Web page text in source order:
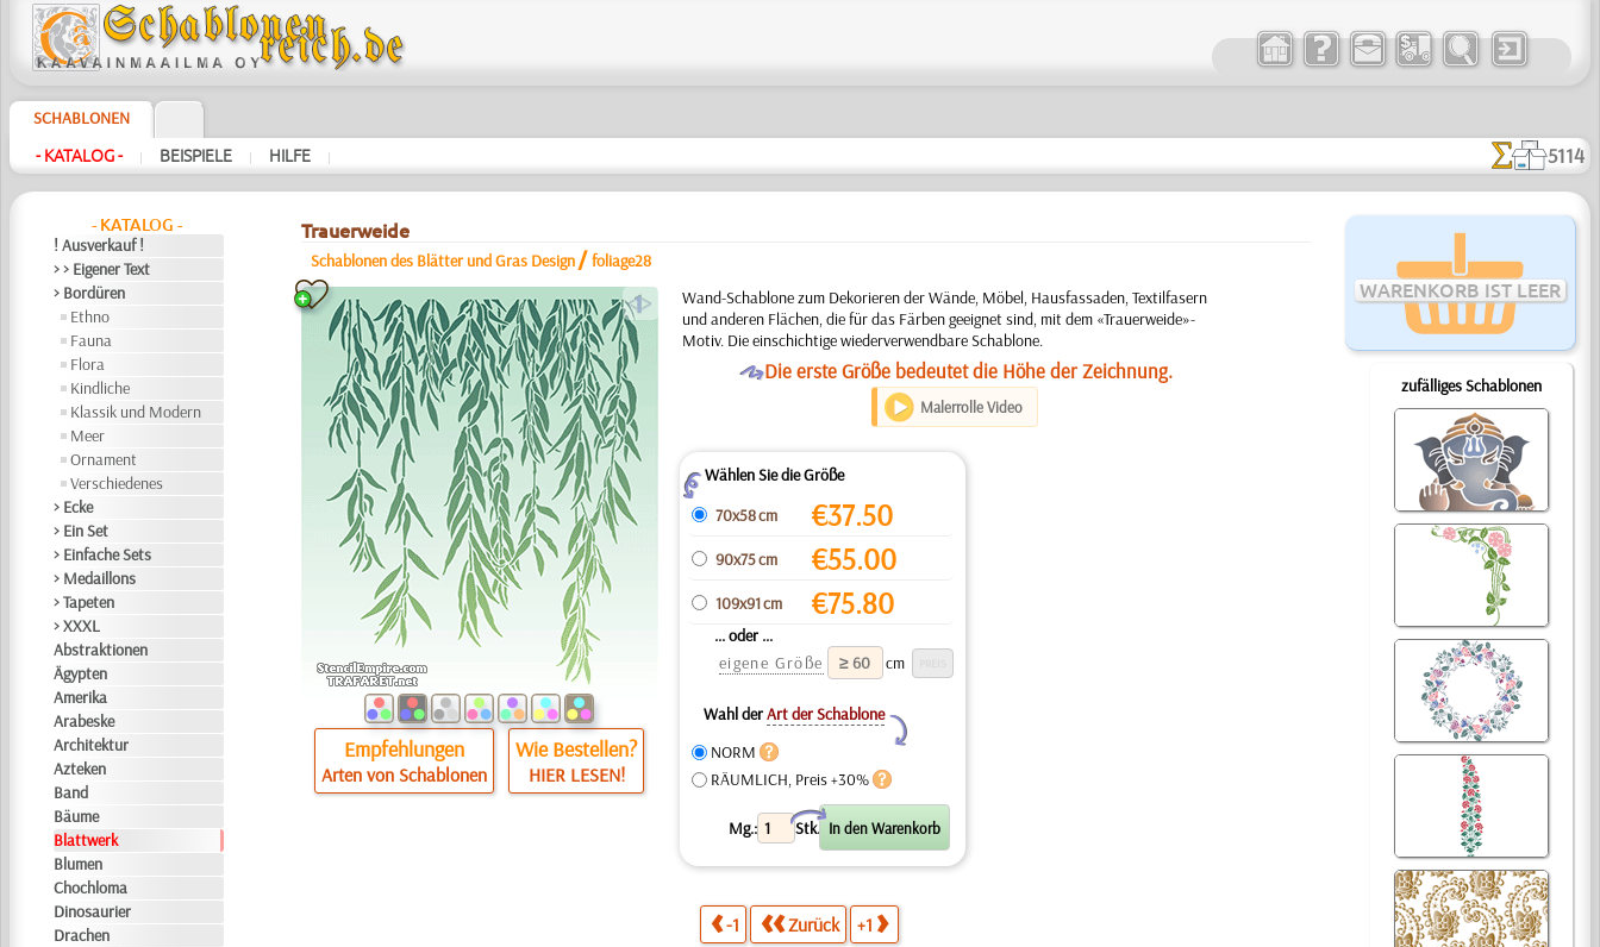
SCHABLONEN
- KATALOG - | BEISPIELE | HILFE | 5114
- KATALOG -
! Ausverkauf !
> > Eigener Text
> Bordüren
Ethno
Fauna
Flora
Kindliche
Klassik und Modern
Meer
Ornament
Verschiedenes
> Ecke
> Ein Set
> Einfache Sets
> Medaillons
> Tapeten
> XXXL
Abstraktionen
Ägypten
Amerika
Arabeske
Architektur
Azteken
Band
Bäume
Blattwerk
Blumen
Chochloma
Dinosaurier
Drachen
WARENKORB IST LEER
zufälliges Schablonen
Trauerweide
Schablonen des Blätter und Gras Design /foliage28
a
Empfehlungen
Arten von Schablonen
Wie Bestellen?
HIER LESEN!
Wand-Schablone zum Dekorieren der Wände, Möbel, Hausfassaden, Textilfasern
und anderen Flächen, die für das Färben geeignet sind, mit dem «Trauerweide»-
Motiv. Die einschichtige wiederverwendbare Schablone.
ODie erste Größe bedeutet die Höhe der Zeichnung.
Malerrolle Video
ZWählen Sie die Größe
70x58 cm
€37.50
90x75 cm €55.00
109x91 cm €75.80
... oder ...
eigene Größe
cm
Wahl derArt der Schablone
Y
NORM
RÄUMLICH, Preis +30%
Mg.: Stk.
X
-1 Zurück +1